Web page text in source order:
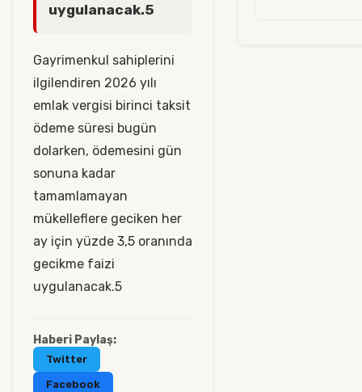
uygulanacak.5
Gayrimenkul sahiplerini
ilgilendiren 2026 yılı
emlak vergisi birinci taksit
ödeme süresi bugün
dolarken, ödemesini gün
sonuna kadar
tamamlamayan
mükelleflere geciken her
ay için yüzde 3,5 oranında
gecikme faizi
uygulanacak.5
Haberi Paylaş:
Twitter
Facebook